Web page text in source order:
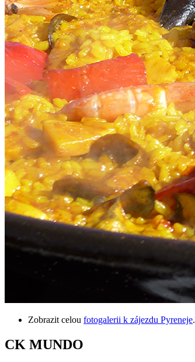
Zobrazit celou fotogalerii k zájezdu Pyreneje.
CK MUNDO